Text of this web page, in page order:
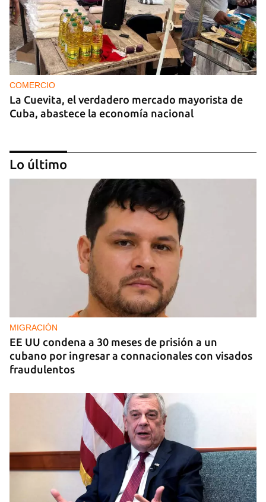
COMERCIO
La Cuevita, el verdadero mercado mayorista de
Cuba, abastece la economía nacional
EE UU duplica sus ventas de combustible al
sector privado cubano
Lo último
MIGRACIÓN
EE UU condena a 30 meses de prisión a un
cubano por ingresar a connacionales con visados
fraudulentos